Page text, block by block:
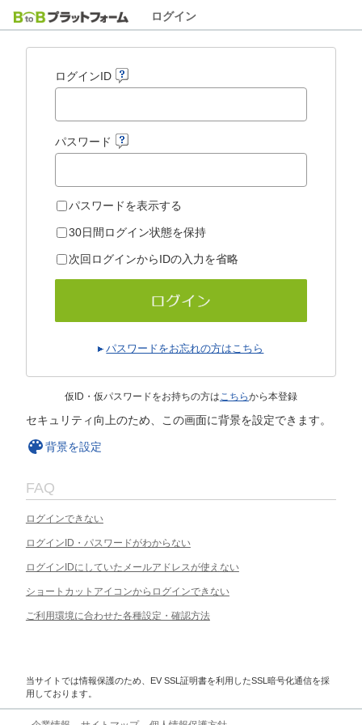
ログイン
ログインID
パスワード
パスワードを表示する
30日間ログイン状態を保持
次回ログインからIDの入力を省略
パスワードをお忘れの方はこちら
仮ID・仮パスワードをお持ちの方はこちらから本登録
セキュリティ向上のため、この画面に背景を設定できます。
背景を設定
FAQ
ログインできない
ログインID・パスワードがわからない
ログインIDにしていたメールアドレスが使えない
ショートカットアイコンからログインできない
ご利用環境に合わせた各種設定・確認方法
当サイトでは情報保護のため、EV SSL証明書を利用したSSL暗号化通信を採
用しております。